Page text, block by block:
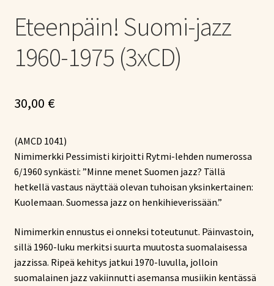
Eteenpäin! Suomi-jazz
1960-1975 (3xCD)
30,00 €
(AMCD 1041)
Nimimerkki Pessimisti kirjoitti Rytmi-lehden numerossa
6/1960 synkästi: ”Minne menet Suomen jazz? Tällä
hetkellä vastaus näyttää olevan tuhoisan yksinkertainen:
Kuolemaan. Suomessa jazz on henkihieverissään.”
Nimimerkin ennustus ei onneksi toteutunut. Päinvastoin,
sillä 1960-luku merkitsi suurta muutosta suomalaisessa
jazzissa. Ripeä kehitys jatkui 1970-luvulla, jolloin
suomalainen jazz vakiinnutti asemansa musiikin kentässä